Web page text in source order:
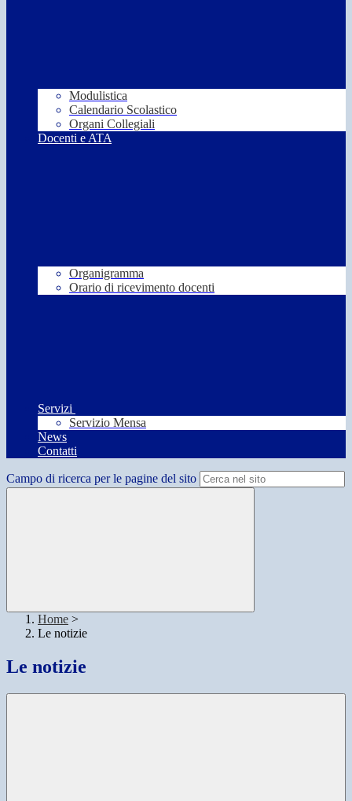
Modulistica
Calendario Scolastico
Organi Collegiali
Docenti e ATA
Organigramma
Orario di ricevimento docenti
Servizi
Servizio Mensa
News
Contatti
Campo di ricerca per le pagine del sito
Home >
Le notizie
Le notizie